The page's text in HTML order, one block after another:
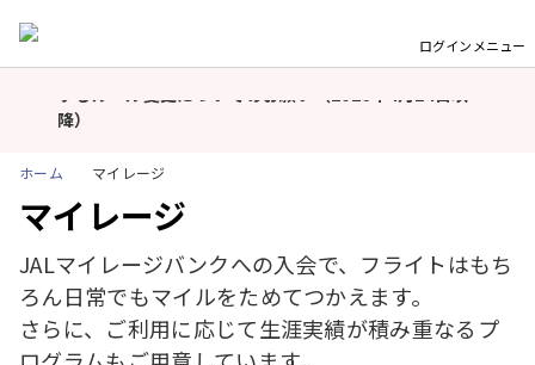
ログイン メニュー
モバイルバッテリーの機内持ち込み個数および充電に関
するルール変更についてのお願い（2026年4月24日以
降）
東京（羽田）－ドーハ線の運航について
モバイルバッテリーの機内持ち込み個数および充電に関
降）
東京（羽田）－ドーハ線の運航について
ホーム マイレージ
マイレージ
JALマイレージバンクへの入会で、フライトはもち
ろん日常でもマイルをためてつかえます。
さらに、ご利用に応じて生涯実績が積み重なるプ